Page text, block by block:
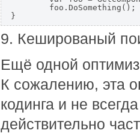
}
9. Кешированый
Ещё одной
К сожалению, эта
кодинга и не
действительно